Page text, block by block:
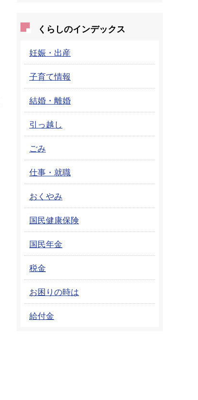
くらしのインデックス
妊娠・出産
子育て情報
結婚・離婚
引っ越し
ごみ
仕事・就職
おくやみ
国民健康保険
国民年金
税金
お困りの時は
給付金